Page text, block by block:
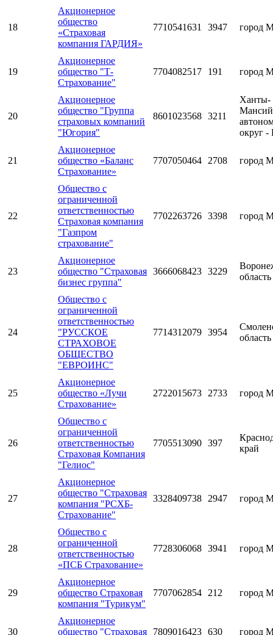
18
Акционерное
общество
«Страховая
компания ГАРДИЯ»
7710541631 3947 город
19
Акционерное
общество "Т-
Страхование"
7704082517 191 город
20
Акционерное
общество "Группа
страховых компаний
"Югория"
8601023568 3211
Ханты-
округ
21
Акционерное
общество «Баланс
Страхование»
7707050464 2708 город
22
Общество с
ограниченной
ответственностью
Страховая компания
"Газпром
страхование"
7702263726 3398 город
23
Акционерное
общество "Страховая
бизнес группа"
3666068423 3229
область
24
Общество с
ограниченной
ответственностью
"РУССКОЕ
СТРАХОВОЕ
ОБЩЕСТВО
"ЕВРОИНС"
7714312079 3954
область
25
Акционерное
общество «Лучи
Страхование»
2722015673 2733 город
26
Общество с
ограниченной
ответственностью
Страховая Компания
"Гелиос"
7705513090 397
край
27
Акционерное
общество "Страховая
компания "РСХБ-
Страхование"
3328409738 2947 город
28
Общество с
ограниченной
ответственностью
«ПСБ Страхование»
7728306068 3941 город
29
Акционерное
общество Страховая
компания "Турикум"
7707062854 212 город
30
Акционерное
общество "Страховая
7809016423 630 город